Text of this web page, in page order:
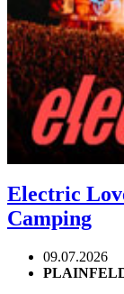
Electric
Camping
09.07.2026